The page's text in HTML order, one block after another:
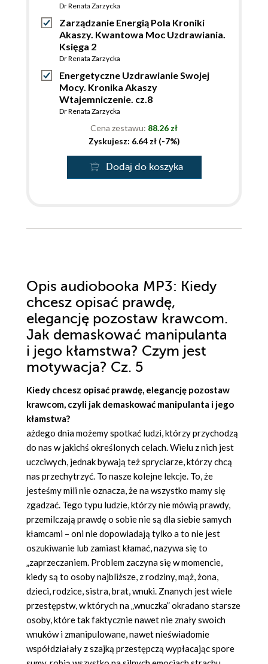
Dr Renata Zarzycka
Zarządzanie Energią Pola Kroniki
Akaszy. Kwantowa Moc Uzdrawiania.
Księga 2
Dr Renata Zarzycka
Energetyczne Uzdrawianie Swojej
Mocy. Kronika Akaszy
Wtajemniczenie. cz.8
Dr Renata Zarzycka
Cena zestawu: 88.26 zł
Zyskujesz: 6.64 zł (-7%)
Dodaj do koszyka
Opis audiobooka MP3: Kiedy
chcesz opisać prawdę,
elegancję pozostaw krawcom.
Jak demaskować manipulanta
i jego kłamstwa? Czym jest
motywacja? Cz. 5
Kiedy chcesz opisać prawdę, elegancję pozostaw
krawcom, czyli jak demaskować manipulanta i jego
kłamstwa?
ażdego dnia możemy spotkać ludzi, którzy przychodzą
do nas w jakichś określonych celach. Wielu z nich jest
uczciwych, jednak bywają też spryciarze, którzy chcą
nas przechytrzyć. To nasze kolejne lekcje. To, że
jesteśmy mili nie oznacza, że na wszystko mamy się
zgadzać. Tego typu ludzie, którzy nie mówią prawdy,
przemilczają prawdę o sobie nie są dla siebie samych
kłamcami – oni nie dopowiadają tylko a to nie jest
oszukiwanie lub zamiast kłamać, nazywa się to
„zaprzeczaniem. Problem zaczyna się w momencie,
kiedy są to osoby najbliższe, z rodziny, mąż, żona,
dzieci, rodzice, sistra, brat, wnuki. Znanych jest wiele
przestępstw, w których na „wnuczka” okradano starsze
osoby, które tak faktycznie nawet nie znały swoich
wnuków i zmanipulowane, nawet nieświadomie
współdziałały z szajką przestępczą wypłacając spore